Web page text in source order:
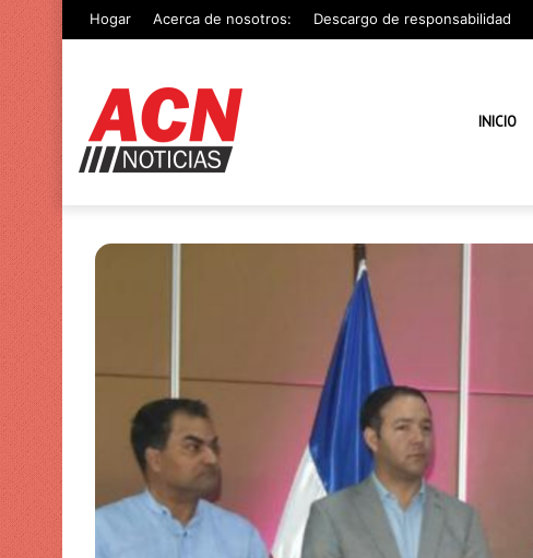
Hogar Acerca de nosotros: Descargo de responsabilidad
INICIO